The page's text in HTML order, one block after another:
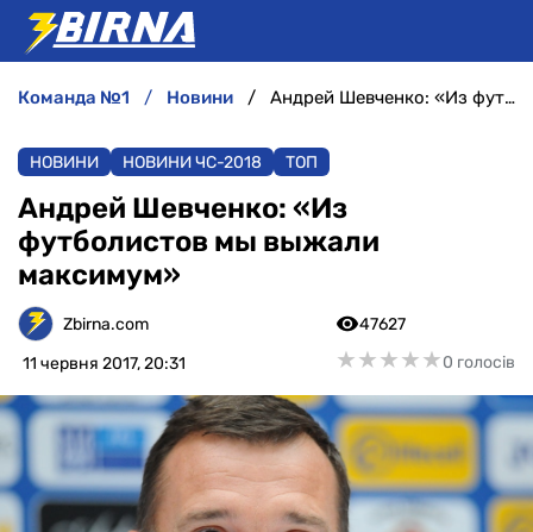
АНАЛІТИКА
ІНТЕРВ'Ю
РІЗНЕ
БУКМЕКЕРИ
команда №1 новини Андрей Шевченко: «Из футболистов мы выжали максимум»
НОВИНИ НОВИНИ ЧС-2018 ТОП
Андрей Шевченко: «Из
футболистов мы выжали
максимум»
Zbirna.com
11 червня 2017, 20:31
47627
★★★★★
★★★★★0 голосів